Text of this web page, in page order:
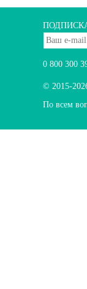
0 800 300
© 2015-
По всем